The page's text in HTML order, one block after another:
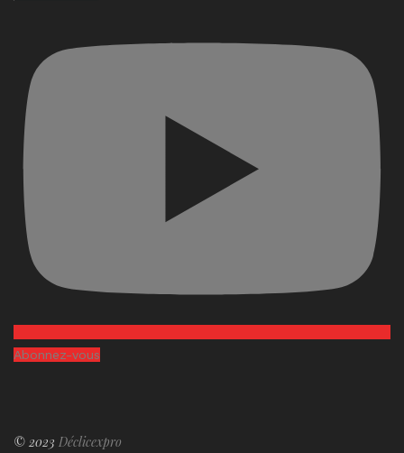
Abonnez-vous
© 2023 Déclicexpro